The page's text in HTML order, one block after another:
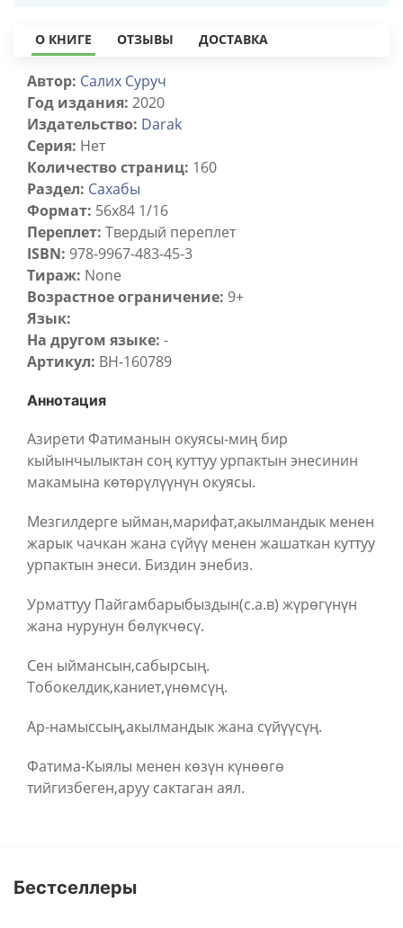
О КНИГЕ ОТЗЫВЫ ДОСТАВКА
Автор: Салих Суруч
Год издания: 2020
Издательство: Darak
Серия: Нет
Количество страниц: 160
Раздел: Сахабы
Формат: 56х84 1/16
Переплет: Твердый переплет
ISBN: 978-9967-483-45-3
Тираж: None
Возрастное ограничение: 9+
Язык:
На другом языке: -
Артикул: BH-160789
Аннотация
Азирети Фатиманын окуясы-миң бир
кыйынчылыктан соң куттуу урпактын энесинин
макамына көтөрүлүүнүн окуясы.
Мезгилдерге ыйман,марифат,акылмандык менен
жарык чачкан жана сүйүү менен жашаткан куттуу
урпактын энеси. Биздин энебиз.
Урматтуу Пайгамбарыбыздын(с.а.в) жүрөгүнүн
жана нурунун бөлүкчөсү.
Сен ыймансын,сабырсың.
Тобокелдик,каниет,үнөмсүң.
Ар-намыссың,акылмандык жана сүйүүсүң.
Фатима-Кыялы менен көзүн күнөөгө
тийгизбеген,аруу сактаган аял.
Бестселлеры